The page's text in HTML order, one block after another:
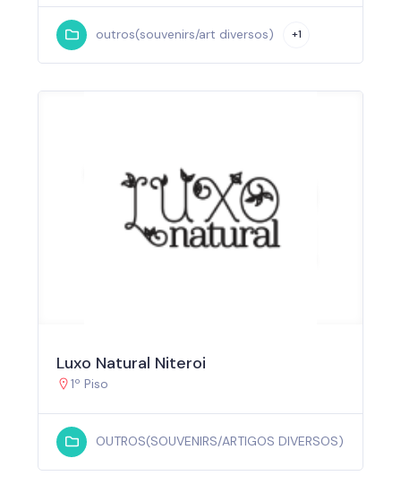
outros(souvenirs/art diversos) +1
Luxo Natural Niteroi
1º Piso
OUTROS(SOUVENIRS/ARTIGOS DIVERSOS)